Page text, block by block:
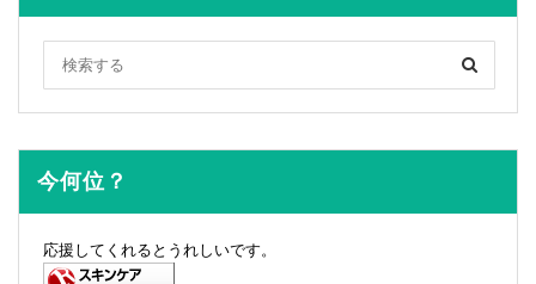
今何位？
応援してくれるとうれしいです。